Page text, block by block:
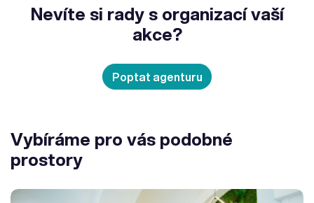
Nevíte si rady s organizací vaší
akce?
Poptat agenturu
Vybíráme pro vás podobné
prostory